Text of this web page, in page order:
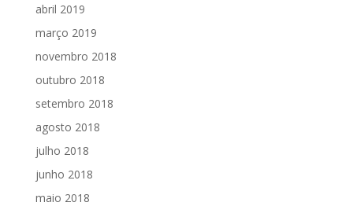
abril 2019
março 2019
novembro 2018
outubro 2018
setembro 2018
agosto 2018
julho 2018
junho 2018
maio 2018